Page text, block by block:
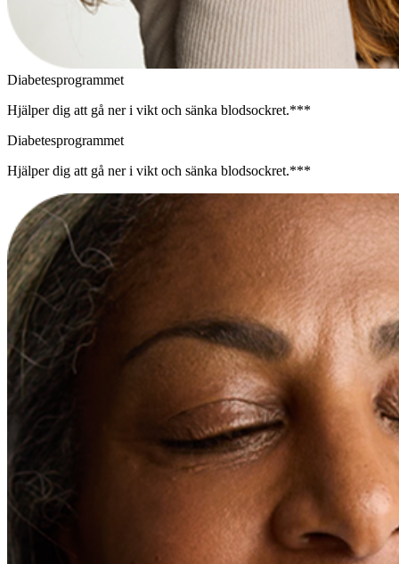
Diabetesprogrammet
Hjälper dig att gå ner i vikt och sänka blodsockret.***
Diabetesprogrammet
Hjälper dig att gå ner i vikt och sänka blodsockret.***